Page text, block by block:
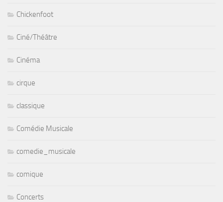
Chickenfoot
Ciné/Théâtre
Cinéma
cirque
classique
Comédie Musicale
comedie_musicale
comique
Concerts